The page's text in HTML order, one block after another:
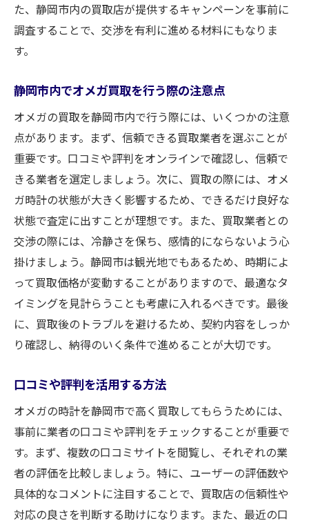
た、静岡市内の買取店が提供するキャンペーンを事前に
調査することで、交渉を有利に進める材料にもなりま
す。
静岡市内でオメガ買取を行う際の注意点
オメガの買取を静岡市内で行う際には、いくつかの注意
点があります。まず、信頼できる買取業者を選ぶことが
重要です。口コミや評判をオンラインで確認し、信頼で
きる業者を選定しましょう。次に、買取の際には、オメ
ガ時計の状態が大きく影響するため、できるだけ良好な
状態で査定に出すことが理想です。また、買取業者との
交渉の際には、冷静さを保ち、感情的にならないよう心
掛けましょう。静岡市は観光地でもあるため、時期によ
って買取価格が変動することがありますので、最適なタ
イミングを見計らうことも考慮に入れるべきです。最後
に、買取後のトラブルを避けるため、契約内容をしっか
り確認し、納得のいく条件で進めることが大切です。
口コミや評判を活用する方法
オメガの時計を静岡市で高く買取してもらうためには、
事前に業者の口コミや評判をチェックすることが重要で
す。まず、複数の口コミサイトを閲覧し、それぞれの業
者の評価を比較しましょう。特に、ユーザーの評価数や
具体的なコメントに注目することで、買取店の信頼性や
対応の良さを判断する助けになります。また、最近の口